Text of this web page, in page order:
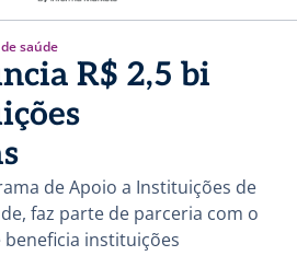
saúde
R$ 2,5 bi
de Apoio a Instituições de
faz parte de parceria com o
instituições